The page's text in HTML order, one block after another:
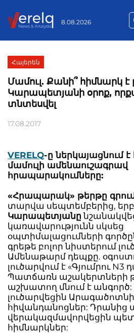
8.08.2026
Հայերեն
Մամուլ. Քանի՞ հիմնարկ է
Կարապետյանի օրոք,
տնտեսվել
17.08.2017
VERELQ-ը ներկայացնում
մամուլի ամենաուշագրավ
հրապարակումները:
«Հրապարակ» թերթը
տարվա սեպտեմբերից, երբ
Կարապետյանը
կառավարությունն սկսեց
օպտիմալացումների
գրեթե բոլոր նիստերում
Ամենաթարմ դեպքը.
լուծարվում է «Գյումրու
Պատճառն աշակերտների
աշխատող մնում է
լուծարվեցին
հիվանդանոցներ: Դրանից
վերակազմավորվեցին
հիմնարկներ: